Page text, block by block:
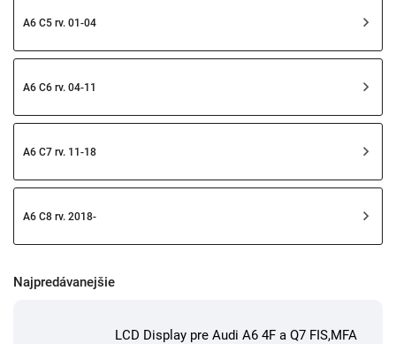
A6 C5 rv. 01-04
A6 C6 rv. 04-11
A6 C7 rv. 11-18
A6 C8 rv. 2018-
Najpredávanejšie
LCD Display pre Audi A6 4F a Q7 FIS,MFA